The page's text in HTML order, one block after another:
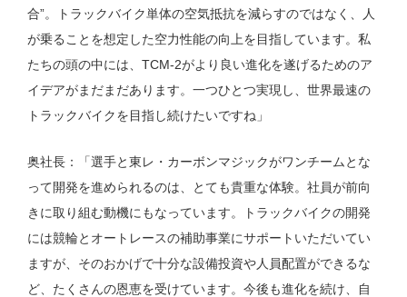
合”。トラックバイク単体の空気抵抗を減らすのではなく、人
が乗ることを想定した空力性能の向上を目指しています。私
たちの頭の中には、TCM-2がより良い進化を遂げるためのア
イデアがまだまだあります。一つひとつ実現し、世界最速の
トラックバイクを目指し続けたいですね」
奥社長：「選手と東レ・カーボンマジックがワンチームとな
って開発を進められるのは、とても貴重な体験。社員が前向
きに取り組む動機にもなっています。トラックバイクの開発
には競輪とオートレースの補助事業にサポートいただいてい
ますが、そのおかげで十分な設備投資や人員配置ができるな
ど、たくさんの恩恵を受けています。今後も進化を続け、自